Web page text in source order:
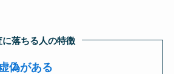
落ちる人の特徴
偽がある